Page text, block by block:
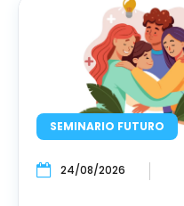
SEMINARIO FUTURO
24/08/2026